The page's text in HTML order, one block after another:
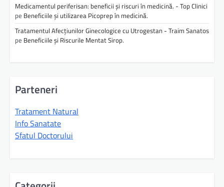
Medicamentul periferisan: beneficii și riscuri în medicină. - Top Clinici
pe Beneficiile și utilizarea Picoprep în medicină.
Tratamentul Afecțiunilor Ginecologice cu Utrogestan - Traim Sanatos
pe Beneficiile și Riscurile Mentat Sirop.
Parteneri
Tratament Natural
Info Sanatate
Sfatul Doctorului